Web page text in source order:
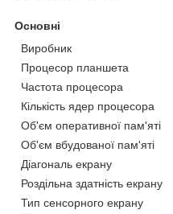
Основні
Виробник
Процесор планшета
Частота процесора
Кількість ядер процесора
Об'єм оперативної пам'яті
Об'єм вбудованої пам'яті
Діагональ екрану
Роздільна здатність екрану
Тип сенсорного екрану